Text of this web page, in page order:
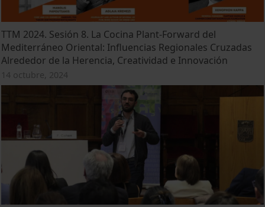
TTM 2024. Sesión 8. La Cocina Plant-Forward del
Mediterráneo Oriental: Influencias Regionales Cruzadas
Alrededor de la Herencia, Creatividad e Innovación
14 octubre, 2024